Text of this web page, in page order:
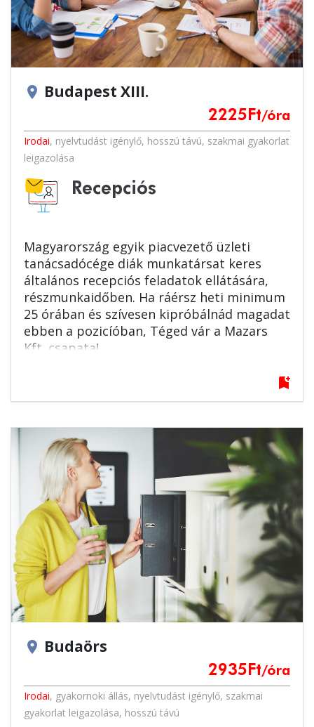
location_on Budapest XIII.
2225 Ft/óra
Irodai, nyelvtudást igénylő, hosszú távú, szakmai gyakorlat
leigazolása
Recepciós
Magyarország egyik piacvezető üzleti
tanácsadócége diák munkatársat keres
általános recepciós feladatok ellátására,
részmunkaidőben. Ha ráérsz heti minimum
25 órában és szívesen kipróbálnád magadat
ebben a pozicíóban, Téged vár a Mazars
Kft. csapata!
bookmark_add
location_on Budaörs
2935 Ft/óra
Irodai, gyakornoki állás, nyelvtudást igénylő, szakmai
gyakorlat leigazolása, hosszú távú